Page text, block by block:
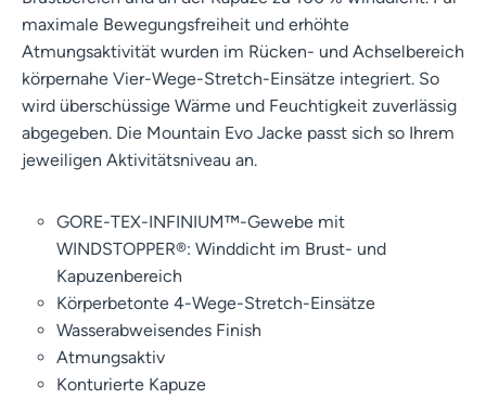
maximale Bewegungsfreiheit und erhöhte
Atmungsaktivität wurden im Rücken- und Achselbereich
körpernahe Vier-Wege-Stretch-Einsätze integriert. So
wird überschüssige Wärme und Feuchtigkeit zuverlässig
abgegeben. Die Mountain Evo Jacke passt sich so Ihrem
jeweiligen Aktivitätsniveau an.
GORE-TEX-INFINIUM™-Gewebe mit
WINDSTOPPER®: Winddicht im Brust- und
Kapuzenbereich
Körperbetonte 4-Wege-Stretch-Einsätze
Wasserabweisendes Finish
Atmungsaktiv
Konturierte Kapuze